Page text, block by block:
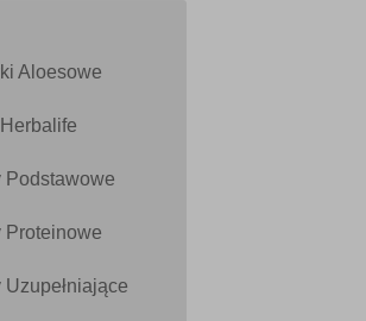
Aloesowe
Podstawowe
Proteinowe
Uzupełniające